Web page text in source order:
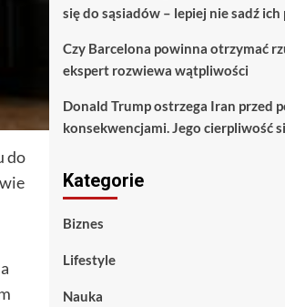
do
się do sąsiadów – lepiej nie sadź ich
Czy Barcelona powinna otrzymać
ekspert rozwiewa wątpliwości
Donald Trump ostrzega Iran przed
konsekwencjami. Jego cierpliwość
Kategorie
Biznes
Lifestyle
Nauka